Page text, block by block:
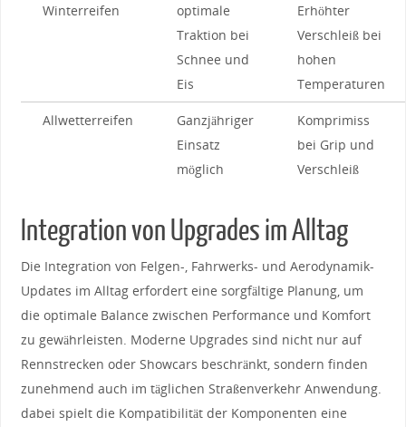
Winterreifen
optimale
Traktion bei⁤
Schnee und
Eis
Erhöhter
Verschleiß bei
hohen
Temperaturen
Allwetterreifen
Ganzjähriger
Einsatz
möglich
Komprimiss
bei Grip und
Verschleiß
Integration von Upgrades im Alltag
Die Integration von Felgen-, Fahrwerks- ​und Aerodynamik-
Updates im Alltag erfordert eine sorgfältige Planung, um
die optimale‌ Balance zwischen ⁤Performance und⁢ Komfort
zu gewährleisten. Moderne Upgrades sind⁤ nicht ​nur⁢ auf
⁤Rennstrecken ‌oder Showcars⁤ beschränkt, sondern​ finden
zunehmend auch ⁣im täglichen Straßenverkehr ‍Anwendung.
dabei⁣ spielt⁤ die Kompatibilität der⁢ Komponenten ​eine⁣